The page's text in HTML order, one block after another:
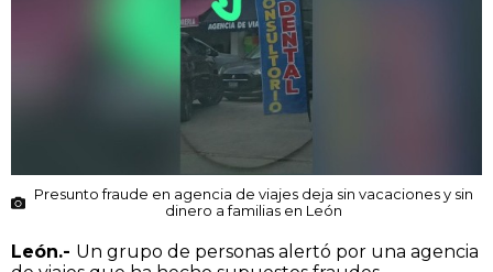
Presunto fraude en agencia de viajes deja sin vacaciones y sin
dinero a familias en León
León.- Un grupo de personas alertó por una agencia